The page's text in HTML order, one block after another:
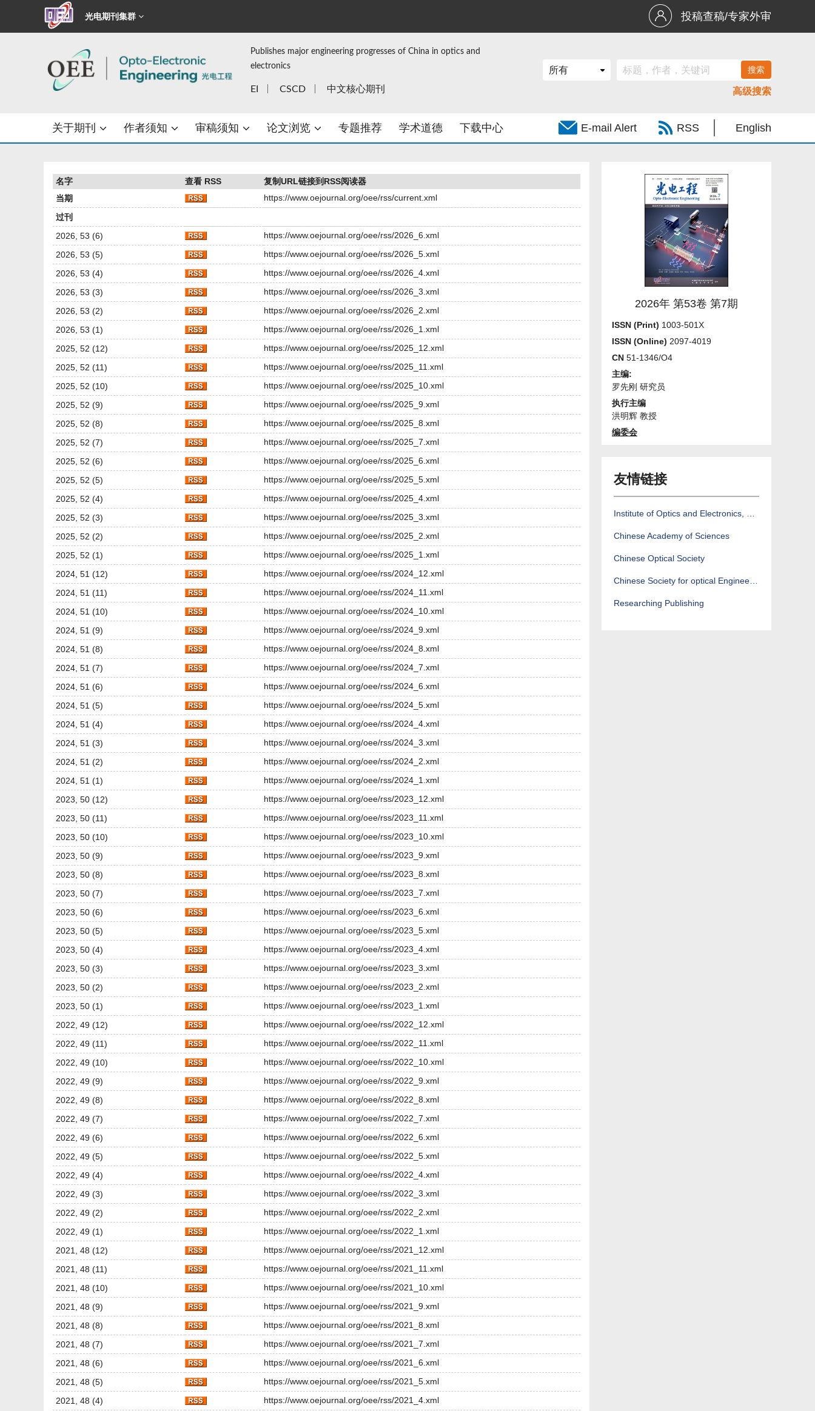
光电期刊集群 投稿查稿/专家外审
Publishes major engineering progresses of China in optics and
electronics
EI CSCD 中文核心期刊 高级搜索
关于期刊 作者须知 审稿须知 论文浏览 专题推荐 学术道德 下载中心 E-mail Alert RSS English
名字 查看 RSS
复制URL链接到RSS阅读器
当期
https://www.oejournal.org/oee/rss/current.xml
过刊
2026, 53 (6)
https://www.oejournal.org/oee/rss/2026_6.xml
2026, 53 (5)
https://www.oejournal.org/oee/rss/2026_5.xml
2026, 53 (4)
https://www.oejournal.org/oee/rss/2026_4.xml
2026, 53 (3)
https://www.oejournal.org/oee/rss/2026_3.xml
2026, 53 (2)
https://www.oejournal.org/oee/rss/2026_2.xml
2026, 53 (1)
https://www.oejournal.org/oee/rss/2026_1.xml
2025, 52 (12)
https://www.oejournal.org/oee/rss/2025_12.xml
2025, 52 (11)
https://www.oejournal.org/oee/rss/2025_11.xml
2025, 52 (10)
https://www.oejournal.org/oee/rss/2025_10.xml
2025, 52 (9)
https://www.oejournal.org/oee/rss/2025_9.xml
2025, 52 (8)
https://www.oejournal.org/oee/rss/2025_8.xml
2025, 52 (7)
https://www.oejournal.org/oee/rss/2025_7.xml
2025, 52 (6)
https://www.oejournal.org/oee/rss/2025_6.xml
2025, 52 (5)
https://www.oejournal.org/oee/rss/2025_5.xml
2025, 52 (4)
https://www.oejournal.org/oee/rss/2025_4.xml
2025, 52 (3)
https://www.oejournal.org/oee/rss/2025_3.xml
2025, 52 (2)
https://www.oejournal.org/oee/rss/2025_2.xml
2025, 52 (1)
https://www.oejournal.org/oee/rss/2025_1.xml
2024, 51 (12)
https://www.oejournal.org/oee/rss/2024_12.xml
2024, 51 (11)
https://www.oejournal.org/oee/rss/2024_11.xml
2024, 51 (10)
https://www.oejournal.org/oee/rss/2024_10.xml
2024, 51 (9)
https://www.oejournal.org/oee/rss/2024_9.xml
2024, 51 (8)
https://www.oejournal.org/oee/rss/2024_8.xml
2024, 51 (7)
https://www.oejournal.org/oee/rss/2024_7.xml
2024, 51 (6)
https://www.oejournal.org/oee/rss/2024_6.xml
2024, 51 (5)
https://www.oejournal.org/oee/rss/2024_5.xml
2024, 51 (4)
https://www.oejournal.org/oee/rss/2024_4.xml
2024, 51 (3)
https://www.oejournal.org/oee/rss/2024_3.xml
2024, 51 (2)
https://www.oejournal.org/oee/rss/2024_2.xml
2024, 51 (1)
https://www.oejournal.org/oee/rss/2024_1.xml
2023, 50 (12)
https://www.oejournal.org/oee/rss/2023_12.xml
2023, 50 (11)
https://www.oejournal.org/oee/rss/2023_11.xml
2023, 50 (10)
https://www.oejournal.org/oee/rss/2023_10.xml
2023, 50 (9)
https://www.oejournal.org/oee/rss/2023_9.xml
2023, 50 (8)
https://www.oejournal.org/oee/rss/2023_8.xml
2023, 50 (7)
https://www.oejournal.org/oee/rss/2023_7.xml
2023, 50 (6)
https://www.oejournal.org/oee/rss/2023_6.xml
2023, 50 (5)
https://www.oejournal.org/oee/rss/2023_5.xml
2023, 50 (4)
https://www.oejournal.org/oee/rss/2023_4.xml
2023, 50 (3)
https://www.oejournal.org/oee/rss/2023_3.xml
2023, 50 (2)
https://www.oejournal.org/oee/rss/2023_2.xml
2023, 50 (1)
https://www.oejournal.org/oee/rss/2023_1.xml
2022, 49 (12)
https://www.oejournal.org/oee/rss/2022_12.xml
2022, 49 (11)
https://www.oejournal.org/oee/rss/2022_11.xml
2022, 49 (10)
https://www.oejournal.org/oee/rss/2022_10.xml
2022, 49 (9)
https://www.oejournal.org/oee/rss/2022_9.xml
2022, 49 (8)
https://www.oejournal.org/oee/rss/2022_8.xml
2022, 49 (7)
https://www.oejournal.org/oee/rss/2022_7.xml
2022, 49 (6)
https://www.oejournal.org/oee/rss/2022_6.xml
2022, 49 (5)
https://www.oejournal.org/oee/rss/2022_5.xml
2022, 49 (4)
https://www.oejournal.org/oee/rss/2022_4.xml
2022, 49 (3)
https://www.oejournal.org/oee/rss/2022_3.xml
2022, 49 (2)
https://www.oejournal.org/oee/rss/2022_2.xml
2022, 49 (1)
https://www.oejournal.org/oee/rss/2022_1.xml
2021, 48 (12)
https://www.oejournal.org/oee/rss/2021_12.xml
2021, 48 (11)
https://www.oejournal.org/oee/rss/2021_11.xml
2021, 48 (10)
https://www.oejournal.org/oee/rss/2021_10.xml
2021, 48 (9)
https://www.oejournal.org/oee/rss/2021_9.xml
2021, 48 (8)
https://www.oejournal.org/oee/rss/2021_8.xml
2021, 48 (7)
https://www.oejournal.org/oee/rss/2021_7.xml
2021, 48 (6)
https://www.oejournal.org/oee/rss/2021_6.xml
2021, 48 (5)
https://www.oejournal.org/oee/rss/2021_5.xml
2021, 48 (4)
https://www.oejournal.org/oee/rss/2021_4.xml
2026年 第53卷 第7期
ISSN (Print) 1003-501X
ISSN (Online) 2097-4019
CN 51-1346/O4
主编:
罗先刚 研究员
执行主编
洪明辉 教授
编委会
友情链接
Chinese Academy of Sciences
Chinese Optical Society
Researching Publishing